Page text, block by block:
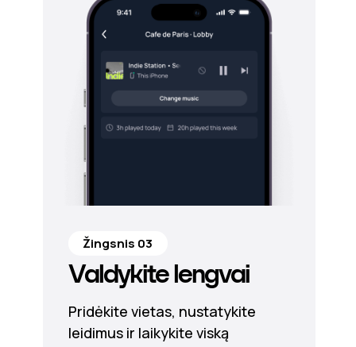
Valdykite lengvai
Pridėkite vietas, nustatykite
leidimus ir laikykite viską
Žingsnis 03